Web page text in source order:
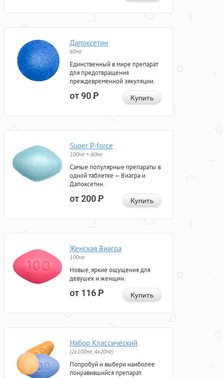
Дапоксетин
60мг
Единственный в мире препарат
для предотвращения
преждевременной эякуляции.
от 90Р Купить
Super P-force
100мг + 60мг
Самые популярные препараты в
одной таблетке — Виагра и
Дапоксетин.
от 200Р Купить
Женская Виагра
100мг
Новые, яркие ощущения для
девушек и женщин.
от 116Р Купить
Набор Классический
(2x100мг, 4x20мг)
Попробуй и выбери наиболее
понравившийся препарат.